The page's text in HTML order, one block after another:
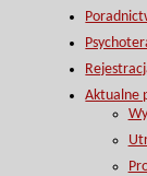
Aktualne